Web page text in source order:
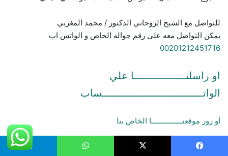
للتواصل مع الشيخ الروحاني الدكتور / محمد المغربي
يمكن التواصل معه على رقم جواله الخاص و الواتس اب
00201212451716
او راسلنـــــــــــــــــا علي
الواتـــــــــــــــــــــــــــــــــساب
أو زور موقعنـــــــــــــــا الخاص بنا
جلب الحبيب بدون اسم الام والاب